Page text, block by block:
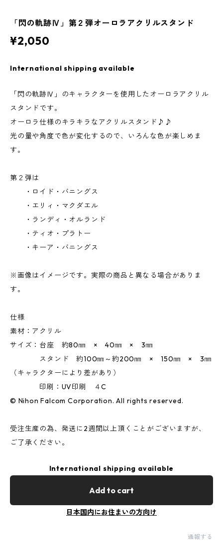
「閃の軌跡Ⅳ」第２弾オーロラアクリルスタンド
¥2,050
International shipping available
「閃の軌跡Ⅳ」のキャラクターを使用したオーロラアクリル
スタンドです。
オーロラ仕様のキラキラなアクリルスタンド♪♪
光の量や角度で色が変化するので、いろんな色が楽しめま
す。
第２弾は
・ロイド・バニングス
・エリィ・マクダエル
・ランディ・オルランド
・ティオ・プラトー
・キーア・バニングス
※画像はイメージです。実際の商品と異なる場合がありま
す。
仕様
素材：アクリル
サイズ：台座 約80㎜ × 40㎜ × 3㎜
スタンド 約100㎜～約200㎜ × 150㎜ × 3㎜
（キャラクターにより差があり）
印刷：UV印刷 ４C
© Nihon Falcom Corporation. All rights reserved.
受注生産の為、発送に2週間以上頂くことがございますが、
ご了承ください。
International shipping available
Add to cart
日本国内にお住まいの方向け
通報する